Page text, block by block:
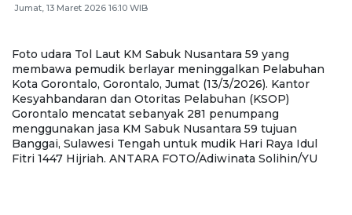
Jumat, 13 Maret 2026 16:10 WIB
Foto udara Tol Laut KM Sabuk Nusantara 59 yang
membawa pemudik berlayar meninggalkan Pelabuhan
Kota Gorontalo, Gorontalo, Jumat (13/3/2026). Kantor
Kesyahbandaran dan Otoritas Pelabuhan (KSOP)
Gorontalo mencatat sebanyak 281 penumpang
menggunakan jasa KM Sabuk Nusantara 59 tujuan
Banggai, Sulawesi Tengah untuk mudik Hari Raya Idul
Fitri 1447 Hijriah. ANTARA FOTO/Adiwinata Solihin/YU